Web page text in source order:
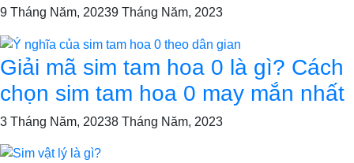
9 Tháng Năm, 20239 Tháng Năm, 2023
Giải mã sim tam hoa 0 là gì? Cách
chọn sim tam hoa 0 may mắn nhất
3 Tháng Năm, 20238 Tháng Năm, 2023